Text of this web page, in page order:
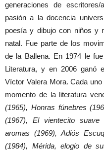
generaciones de
pasión a la docencia
poesía y dibujo con niños y
natal. Fue parte de los
de la Ballena. En 1974 le
Literatura, y en 2006 ganó
Víctor Valera Mora. Cada
momento de la literatura
(1965), Honras fúnebres
(1967), El vientecito
aromas (1969), Adiós
(1984), Mérida, elogio de